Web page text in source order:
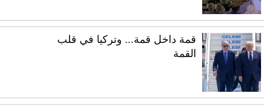
قمة داخل قمة... وتركيا في قلب
القمة